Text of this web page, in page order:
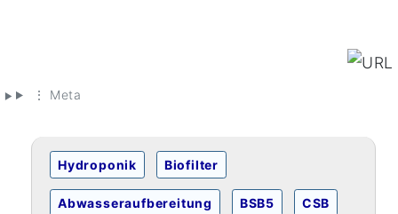
⋮ Meta
Hydroponik Biofilter
Abwasseraufbereitung BSB5 CSB